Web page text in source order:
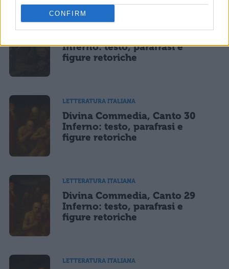
CONFIRM
LETTERATURA ITALIANA
Inferno: testo, parafrasi e
figure retoriche
LETTERATURA ITALIANA
Divina Commedia, Canto 30
Inferno: testo, parafrasi e
figure retoriche
LETTERATURA ITALIANA
Divina Commedia, Canto 29
Inferno: testo, parafrasi e
figure retoriche
LETTERATURA ITALIANA